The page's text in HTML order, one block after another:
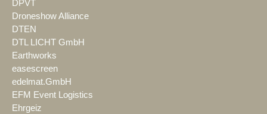
DPVT
Droneshow Alliance
DTEN
DTL LICHT GmbH
Earthworks
easescreen
edelmat.GmbH
EFM Event Logistics
Ehrgeiz